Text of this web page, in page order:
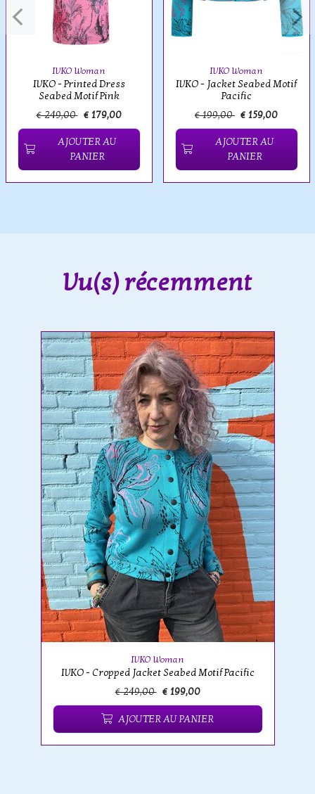
IVKO Woman
IVKO - Printed Dress
Seabed Motif Pink
€ 249,00 € 179,00
AJOUTER AU
PANIER
IVKO Woman
IVKO - Jacket Seabed Motif
Pacific
€ 199,00 € 159,00
AJOUTER AU
PANIER
Vu(s) récemment
IVKO Woman
IVKO - Cropped Jacket Seabed Motif Pacific
€ 249,00 € 199,00
AJOUTER AU PANIER